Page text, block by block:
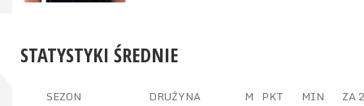
STATYSTYKI ŚREDNIE
SEZON DRUŻYNA M PKT MIN ZA 2